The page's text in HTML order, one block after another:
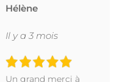
Hélène
Il y a 3 mois
Un grand merci à